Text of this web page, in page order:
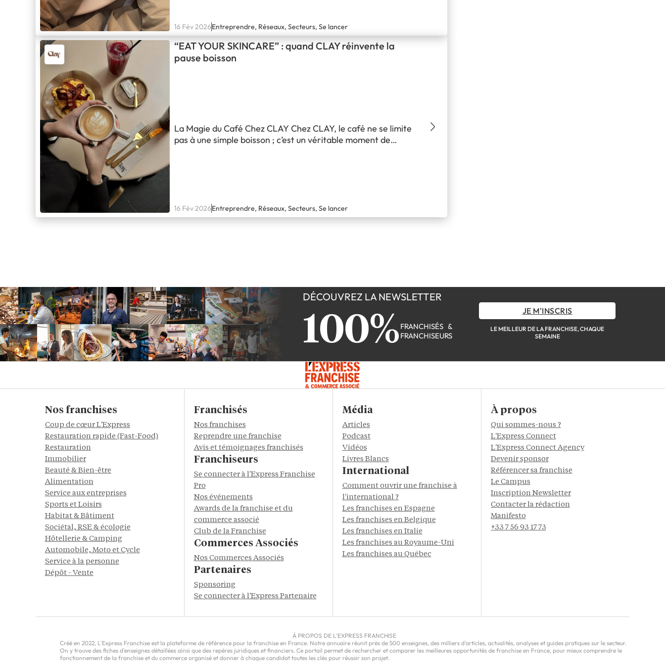
16 Fév 2026Entreprendre, Réseaux, Secteurs, Se lancer
“EAT YOUR SKINCARE” : quand CLAY réinvente la
pause boisson
La Magie du Café Chez CLAY Chez CLAY, le café ne se limite
pas à une simple boisson ; c’est un véritable moment de
16 Fév 2026Entreprendre, Réseaux, Secteurs, Se lancer
DÉCOUVREZ LA NEWSLETTER
100% FRANCHISÉS &
FRANCHISEURS
JE M'INSCRIS
LE MEILLEUR DE LA FRANCHISE, CHAQUE
SEMAINE
Nos franchises
Coup de cœur L'Express
Restauration rapide (Fast-Food)
Restauration
Immobilier
Beauté & Bien-être
Alimentation
Service aux entreprises
Sports et Loisirs
Habitat & Bâtiment
Sociétal, RSE & écologie
Hôtellerie & Camping
Automobile, Moto et Cycle
Service à la personne
Dépôt - Vente
Franchisés
Nos franchises
Reprendre une franchise
Avis et témoignages franchisés
Franchiseurs
Se connecter à l'Express Franchise
Pro
Nos événements
Awards de la franchise et du
commerce associé
Club de la Franchise
Commerces Associés
Nos Commerces Associés
Partenaires
Sponsoring
Se connecter à l'Express Partenaire
Média
Articles
Podcast
Vidéos
Livres Blancs
International
Comment ouvrir une franchise à
l'international ?
Les franchises en Espagne
Les franchises en Belgique
Les franchises en Italie
Les franchises au Royaume-Uni
Les franchises au Québec
À propos
Qui sommes-nous ?
L'Express Connect
L'Express Connect Agency
Devenir sponsor
Référencer sa franchise
Le Campus
Inscription Newsletter
Contacter la rédaction
Manifesto
+33 7 56 93 17 73
À PROPOS DE L'EXPRESS FRANCHISE
Créé en 2022, L'Express Franchise est la plateforme de référence pour la franchise en France. Notre annuaire réunit près de 500 enseignes, des milliers d'articles, actualités, analyses et guides pratiques sur le secteur.
On y trouve des fiches d'enseignes détaillées ainsi que des repères juridiques et financiers. Ce portail permet de rechercher et comparer les meilleures opportunités de franchise en France, pour mieux comprendre le
fonctionnement de la franchise et du commerce organisé et donner à chaque candidat toutes les clés pour réussir son projet.